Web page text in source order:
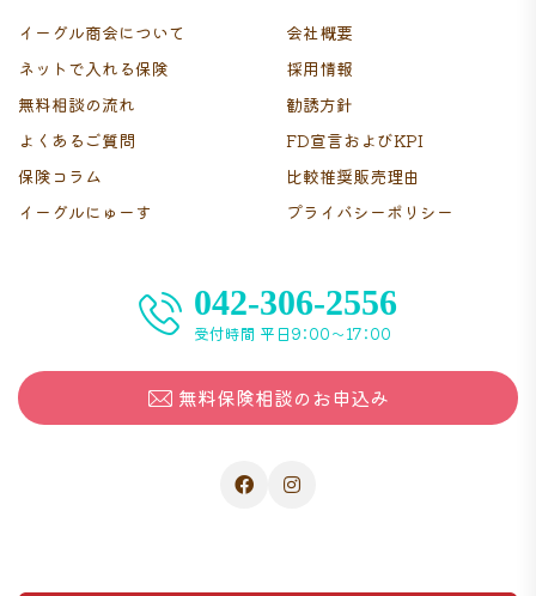
イーグル商会について
ネットで入れる保険
無料相談の流れ
よくあるご質問
保険コラム
イーグルにゅーす
会社概要
採用情報
勧誘方針
FD宣言およびKPI
比較推奨販売理由
プライバシーポリシー
042-306-2556
受付時間 平日9：00〜17：00
無料保険相談のお申込み